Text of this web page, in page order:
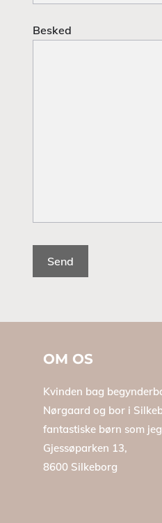
Besked
OM OS
Kvinden bag
Nørgaard og bor i
fantastiske børn som
Gjessøparken 13,
8600 Silkeborg